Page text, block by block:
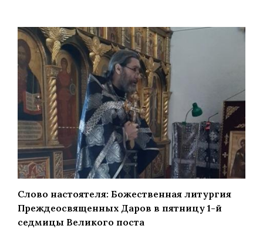
Слово настоятеля: Божественная литургия
Преждеосвященных Даров в пятницу 1-й
седмицы Великого поста